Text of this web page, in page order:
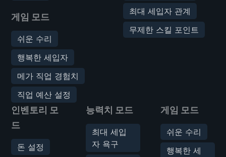
게임 모드
쉬운 수리
행복한 세입자
메가 직업 경험치
직업 예산 설정
최대 세입자 관계
무제한 스킬 포인트
인벤토리 모
드
돈 설정
능력치 모드
최대 세입
자 욕구
게임 모드
쉬운 수리
행복한 세